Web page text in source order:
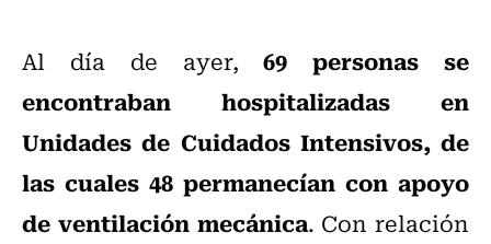
Al día de ayer,69 personas se
encontraban hospitalizadas en
Unidades de Cuidados Intensivos, de
las cuales 48 permanecían con apoyo
de ventilación mecánica. Con relación